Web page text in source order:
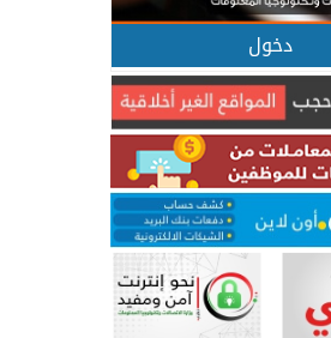
دخول